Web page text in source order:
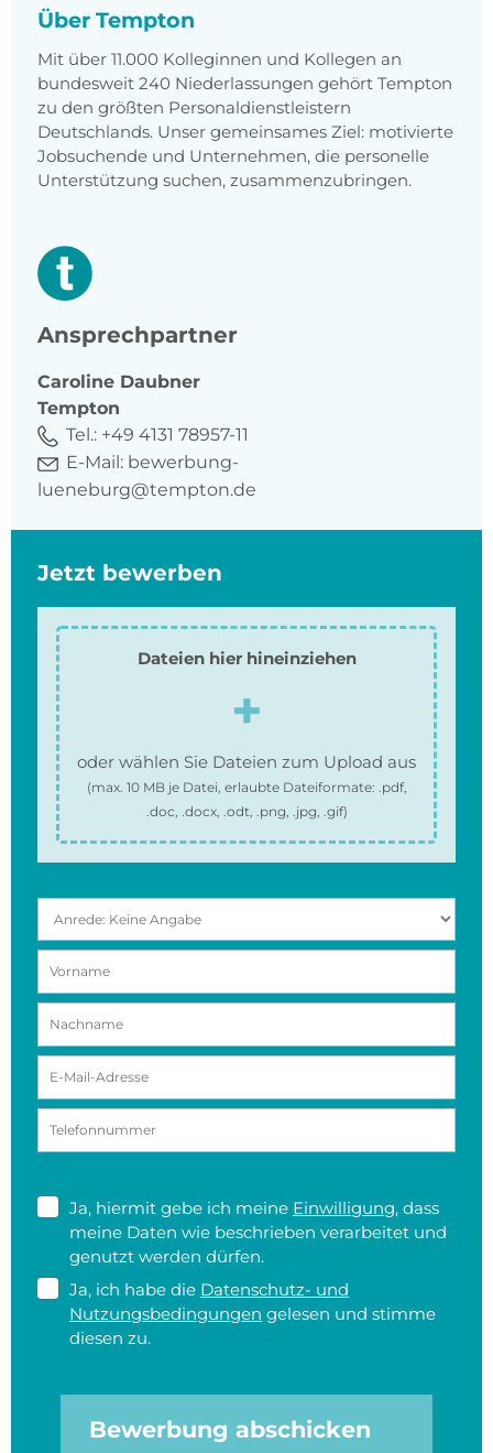
Über Tempton
Mit über 11.000 Kolleginnen und Kollegen an
bundesweit 240 Niederlassungen gehört Tempton
zu den größten Personaldienstleistern
Deutschlands. Unser gemeinsames Ziel: motivierte
Jobsuchende und Unternehmen, die personelle
Unterstützung suchen, zusammenzubringen.
Ansprechpartner
Caroline Daubner
Tempton
Tel.: +49 4131 78957-11
E-Mail: bewerbung-
lueneburg@tempton.de
Jetzt bewerben
Dateien hier hineinziehen
oder wählen Sie Dateien zum Upload aus
(max. 10 MBje Datei, erlaubte Dateiformate: .pdf,
.doc, .docx, .odt, .png, .jpg, .gif)
Ja, hiermit gebe ich meine Einwilligung, dass
meine Daten wie beschrieben verarbeitet und
genutzt werden dürfen.
Ja, ich habe die Datenschutz- und
Nutzungsbedingungen gelesen und stimme
diesen zu.
Bewerbung abschicken